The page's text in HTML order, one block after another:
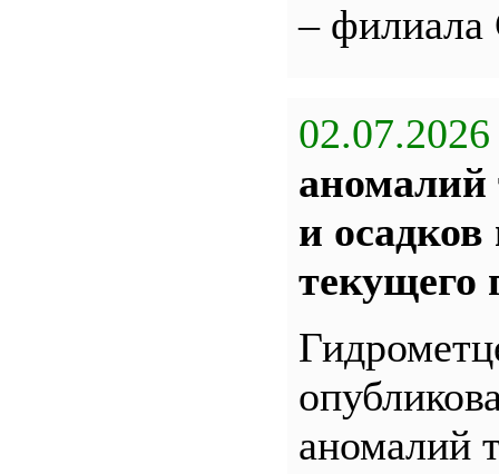
–
02.07.2026
аномалий
и
текущего
аномалий